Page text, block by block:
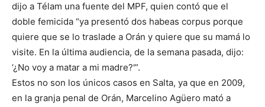
dijo a Télam una fuente del MPF, quien contó que el
doble femicida “ya presentó dos habeas corpus porque
quiere que se lo traslade a Orán y quiere que su mamá lo
visite. En la última audiencia, de la semana pasada, dijo:
‘¿No voy a matar a mi madre?'”.
Estos no son los únicos casos en Salta, ya que en 2009,
en la granja penal de Orán, Marcelino Agüero mató a